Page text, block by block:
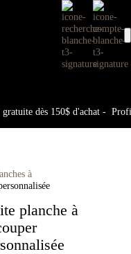
dès 150$ d'achat -
à
planche à